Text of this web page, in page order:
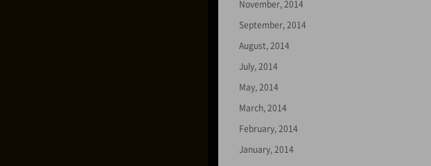
November, 2014
September, 2014
August, 2014
July, 2014
May, 2014
March, 2014
February, 2014
January, 2014